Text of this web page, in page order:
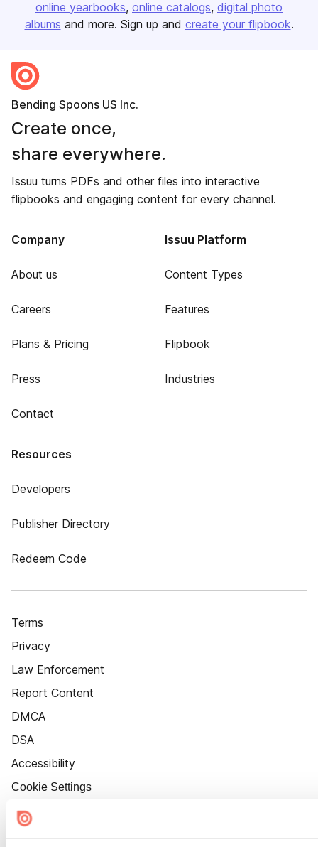
online yearbooks online catalogs digital photo
albums and more. Sign up and create your flipbook.
Bending Spoons US Inc.
Create once,
share everywhere.
Issuu turns PDFs and other files into interactive
flipbooks and engaging content for every channel.
Company
About us
Careers
Plans & Pricing
Press
Contact
Issuu Platform
Content Types
Features
Flipbook
Industries
Resources
Developers
Publisher Directory
Redeem Code
Terms
Privacy
Law Enforcement
Report Content
DMCA
DSA
Accessibility
Cookie Settings